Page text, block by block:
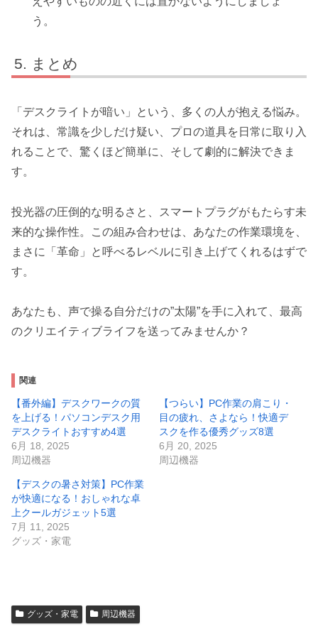
う。
まとめ
「デスクライトが暗い」という、多くの人が抱える悩み。
それは、常識を少しだけ疑い、プロの道具を日常に取り入
れることで、驚くほど簡単に、そして劇的に解決できま
す。
投光器の圧倒的な明るさと、スマートプラグがもたらす未
来的な操作性。この組み合わせは、あなたの作業環境を、
まさに「革命」と呼べるレベルに引き上げてくれるはずで
す。
あなたも、声で操る自分だけの”太陽”を手に入れて、最高
のクリエイティブライフを送ってみませんか？
関連
【番外編】デスクワークの質
を上げる！パソコンデスク用
デスクライトおすすめ4選
6月 18, 2025
周辺機器
【つらい】PC作業の肩こり・
目の疲れ、さよなら！快適デ
スクを作る優秀グッズ8選
6月 20, 2025
周辺機器
【デスクの暑さ対策】PC作業
が快適になる！おしゃれな卓
上クールガジェット5選
7月 11, 2025
グッズ・家電
グッズ・家電 周辺機器